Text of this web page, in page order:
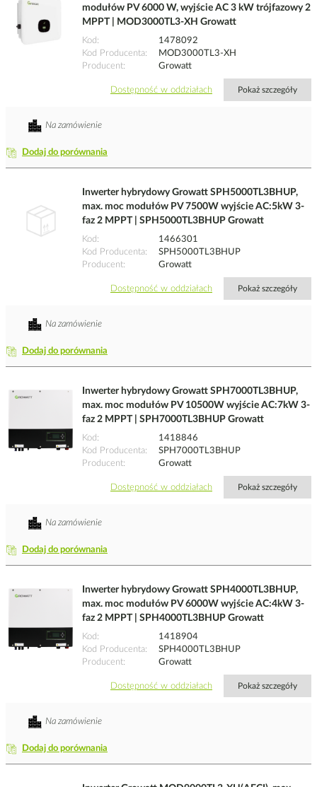
modułów PV 6000 W, wyjście AC 3 kW trójfazowy 2
MPPT | MOD3000TL3-XH Growatt
Kod
1478092
Kod Producenta
MOD3000TL3-XH
Producent
Growatt
Dostępność w oddziałach Pokaż szczegóły
Dodaj do porównania
Na zamówienie
Inwerter hybrydowy Growatt SPH5000TL3BHUP,
max. moc modułów PV 7500W wyjście AC:5kW 3-
faz 2 MPPT | SPH5000TL3BHUP Growatt
Kod
1466301
Kod Producenta
SPH5000TL3BHUP
Producent
Growatt
Dostępność w oddziałach Pokaż szczegóły
Dodaj do porównania
Na zamówienie
Inwerter hybrydowy Growatt SPH7000TL3BHUP,
max. moc modułów PV 10500W wyjście AC:7kW 3-
faz 2 MPPT | SPH7000TL3BHUP Growatt
Kod
1418846
Kod Producenta
SPH7000TL3BHUP
Producent
Growatt
Dostępność w oddziałach Pokaż szczegóły
Dodaj do porównania
Na zamówienie
Inwerter hybrydowy Growatt SPH4000TL3BHUP,
max. moc modułów PV 6000W wyjście AC:4kW 3-
faz 2 MPPT | SPH4000TL3BHUP Growatt
Kod
1418904
Kod Producenta
SPH4000TL3BHUP
Producent
Growatt
Dostępność w oddziałach Pokaż szczegóły
Dodaj do porównania
Na zamówienie